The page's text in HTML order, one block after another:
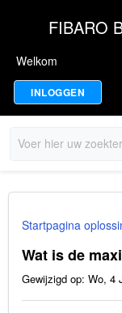
FIBARO
Welkom
INLOGGEN
Startpagina
Wat is de
Gewijzigd op: Wo, 4